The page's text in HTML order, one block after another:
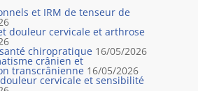
et IRM de tenseur de
douleur cervicale et arthrose
chiropratique 16/05/2026
crânien et
transcrânienne 16/05/2026
cervicale et sensibilité